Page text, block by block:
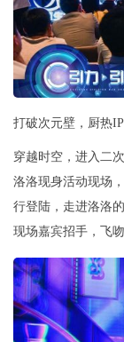
打破次元壁，厨热
穿越时空，进入二
洛洛现身活动现场
行登陆，走进洛洛
现场嘉宾招手，飞